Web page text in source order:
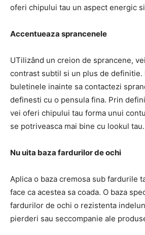
oferi chipului tau un aspect energic
Accentueaza sprancenele
UTilizând un creion de sprancene,
contrast subtil si un plus de definitie.
buletinele inainte sa contactezi
definesti cu o pensula fina. Prin
vei oferi chipului tau forma unui
se potriveasca mai bine cu lookul tau.
Nu uita baza fardurilor de ochi
Aplica o baza cremosa sub fardurile
face ca acestea sa coada. O baza
fardurilor de ochi o rezistenta
pierderi sau seccompanie ale